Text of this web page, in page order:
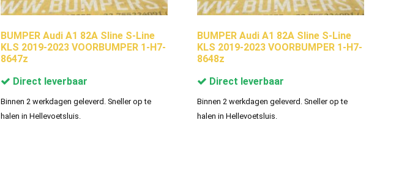
BUMPER Audi A1 82A Sline S-Line
KLS 2019-2023 VOORBUMPER 1-H7-
8647z
Direct leverbaar
Binnen 2 werkdagen geleverd. Sneller op te
halen in Hellevoetsluis.
BUMPER Audi A1 82A Sline S-Line
KLS 2019-2023 VOORBUMPER 1-H7-
8648z
Direct leverbaar
Binnen 2 werkdagen geleverd. Sneller op te
halen in Hellevoetsluis.